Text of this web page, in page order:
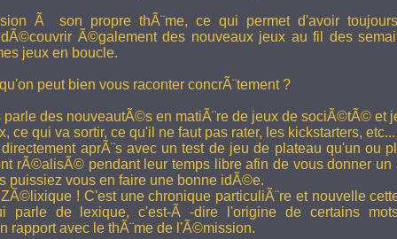
Ã son propre thÃ¨me, ce qui permet d'avoir
Ã©galement des nouveaux jeux au fil des
jeux en boucle.
peut bien vous raconter concrÃ¨tement ?
des nouveautÃ©s en matiÃ¨re de jeux de sociÃ©tÃ© et
ce qui va sortir, ce qu'il ne faut pas rater, les kickstarters, etc...
aprÃ¨s avec un test de jeu de plateau qu'un ou
rÃ©alisÃ© pendant leur temps libre afin de vous donner un
puissiez vous en faire une bonne idÃ©e.
! C'est une chronique particuliÃ¨re et nouvelle
parle de lexique, c'est-Ã -dire l'origine de certains
rapport avec le thÃ¨me de l'Ã©mission.